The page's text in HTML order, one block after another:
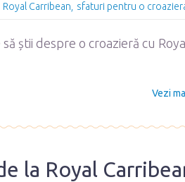
Royal Carribean sfaturi pentru o
știi despre o croazieră cu
Vezi
la Royal